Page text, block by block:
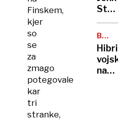
Finskem,
kjer
so
se
za
zmago
potegovale
kar
tri
stranke,
Ob
PZS
ne
gre
MORJE
na